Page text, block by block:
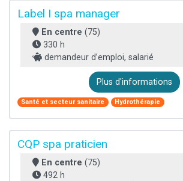
Label I spa manager
En centre (75)
330 h
demandeur d’emploi, salarié
Plus d'informations
Santé et secteur sanitaire Hydrothérapie
CQP spa praticien
En centre (75)
492 h